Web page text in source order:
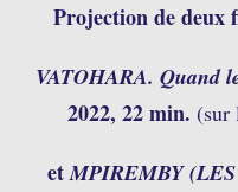
Projection de deux
VATOHARA. Quand
2022, 22 min. (sur
etMPIREMBY